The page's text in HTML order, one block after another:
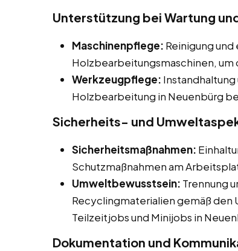
Unterstützung bei Wartung
Maschinenpflege: Reinigung
Holzbearbeitungsmaschinen,
Werkzeugpflege:
Holzbearbeitung in Neuenbürg
Sicherheits- und
Sicherheitsmaßnahmen:
Schutzmaßnahmen am
Umweltbewusstsein: Trennung
Recyclingmaterialien gemäß
Teilzeitjobs und Minijobs in
Dokumentation und